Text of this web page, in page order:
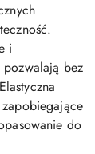
i
bez
do